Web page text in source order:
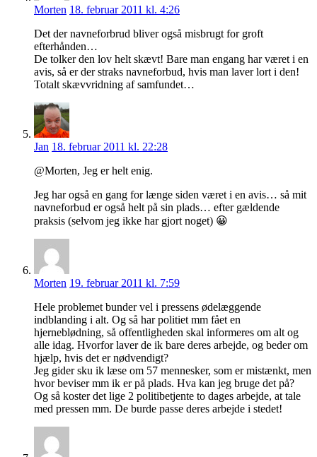
Morten 18. februar 2011 kl. 4:26
Det der navneforbrud bliver også misbrugt for groft
efterhånden…
De tolker den lov helt skævt! Bare man engang har været i en
avis, så er der straks navneforbud, hvis man laver lort i den!
Totalt skævvridning af samfundet…
Jan 18. februar 2011 kl. 22:28
@Morten, Jeg er helt enig.
Jeg har også en gang for længe siden været i en avis… så mit
navneforbud er også helt på sin plads… efter gældende
praksis (selvom jeg ikke har gjort noget) 😀
Morten 19. februar 2011 kl. 7:59
Hele problemet bunder vel i pressens ødelæggende
indblanding i alt. Og så har politiet mm fået en
hjerneblødning, så offentligheden skal informeres om alt og
alle idag. Hvorfor laver de ik bare deres arbejde, og beder om
hjælp, hvis det er nødvendigt?
Jeg gider sku ik læse om 57 mennesker, som er mistænkt, men
hvor beviser mm ik er på plads. Hva kan jeg bruge det på?
Og så koster det lige 2 politibetjente to dages arbejde, at tale
med pressen mm. De burde passe deres arbejde i stedet!